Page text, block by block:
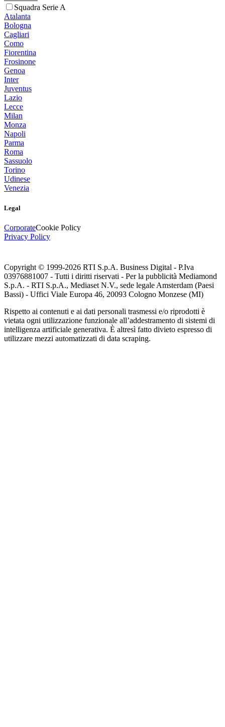
Squadra Serie A
Atalanta
Bologna
Cagliari
Como
Fiorentina
Frosinone
Genoa
Inter
Juventus
Lazio
Lecce
Milan
Monza
Napoli
Parma
Roma
Sassuolo
Torino
Udinese
Venezia
Legal
CorporateCookie Policy
Privacy Policy
Copyright © 1999-2026 RTI S.p.A. Business Digital - P.Iva
03976881007 - Tutti i diritti riservati - Per la pubblicità Mediamond
S.p.A. - RTI S.p.A., Mediaset N.V., sede legale Amsterdam (Paesi
Bassi) - Uffici Viale Europa 46, 20093 Cologno Monzese (MI)
Rispetto ai contenuti e ai dati personali trasmessi e/o riprodotti è
vietata ogni utilizzazione funzionale all’addestramento di sistemi di
intelligenza artificiale generativa. È altresì fatto divieto espresso di
utilizzare mezzi automatizzati di data scraping.